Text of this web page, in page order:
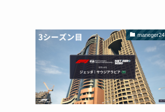
maneger24